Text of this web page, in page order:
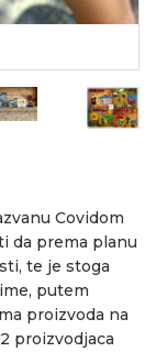
Covidom
da prema planu
te je stoga
putem
proizvoda na
proizvodjaca